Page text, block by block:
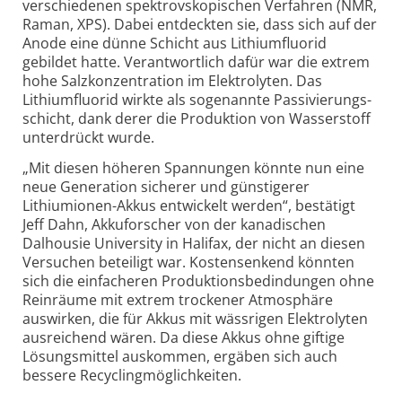
verschiedenen spektrovskopischen Verfahren (NMR,
Raman, XPS). Dabei entdeckten sie, dass sich auf der
Anode eine dünne Schicht aus Lithium­fluorid
gebildet hatte. Verantwortlich dafür war die extrem
hohe Salzkonzentration im Elektrolyten. Das
Lithium­fluorid wirkte als sogenannte Passivie­rungs­
schicht, dank derer die Produktion von Wasser­stoff
unterdrückt wurde.
„Mit diesen höheren Spannungen könnte nun eine
neue Generation sicherer und günstigerer
Lithiumionen-Akkus entwickelt werden“, bestätigt
Jeff Dahn, Akkuforscher von der kanadischen
Dalhousie University in Halifax, der nicht an diesen
Versuchen beteiligt war. Kostensenkend könnten
sich die einfacheren Produktionsbedindungen ohne
Reinräume mit extrem trockener Atmosphäre
auswirken, die für Akkus mit wässrigen Elektrolyten
ausreichend wären. Da diese Akkus ohne giftige
Lösungsmittel auskommen, ergäben sich auch
bessere Recyclingmöglichkeiten.